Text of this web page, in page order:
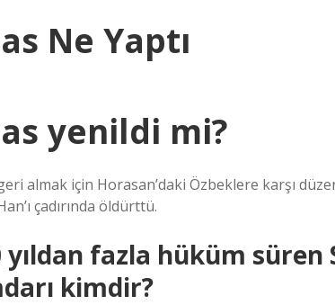
Ne Yaptı
yenildi mi?
almak için Horasan’daki Özbeklere karşı
çadırında öldürttü.
yıldan fazla hüküm süren
kimdir?